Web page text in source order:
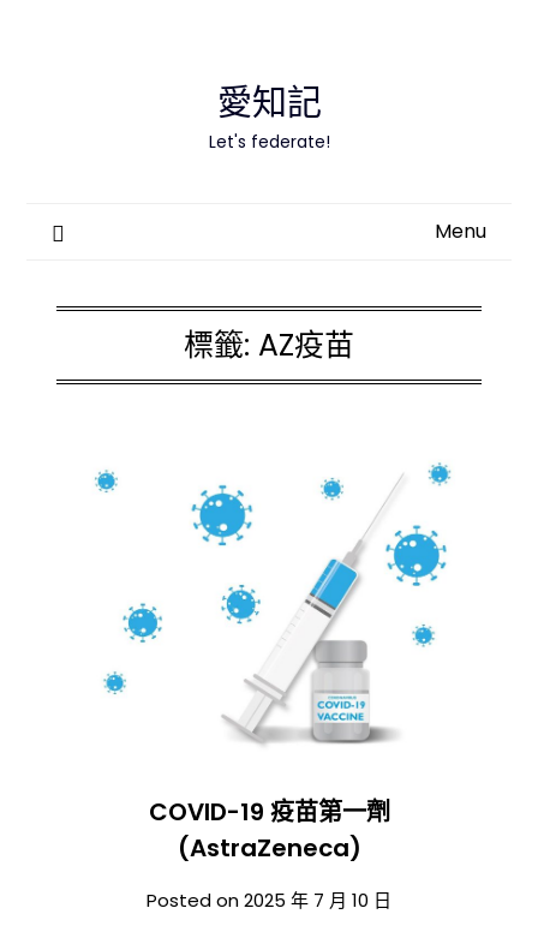
愛知記
Let's federate!
Menu
標籤: AZ疫苗
COVID-19 疫苗第一劑
(AstraZeneca)
Posted on2025 年 7 月 10 日